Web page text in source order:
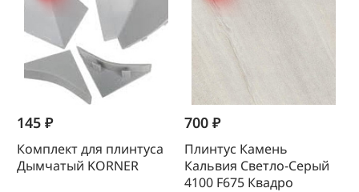
145 ₽
Комплект для плинтуса
Дымчатый KORNER
700 ₽
Плинтус Камень
Кальвия Светло-Серый
4100 F675 Квадро